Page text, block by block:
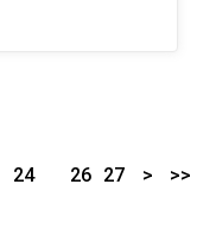
24
26 27 > >>